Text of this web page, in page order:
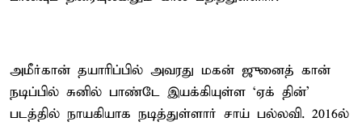
அமீர்கான் தயாரிப்பில் அவரது மகன் ஜுனைத் கான்
நடிப்பில் சுனில் பாண்டே இயக்கியுள்ள `ஏக் தின்'
படத்தில் நாயகியாக நடித்துள்ளார் சாய் பல்லவி. 2016ல்